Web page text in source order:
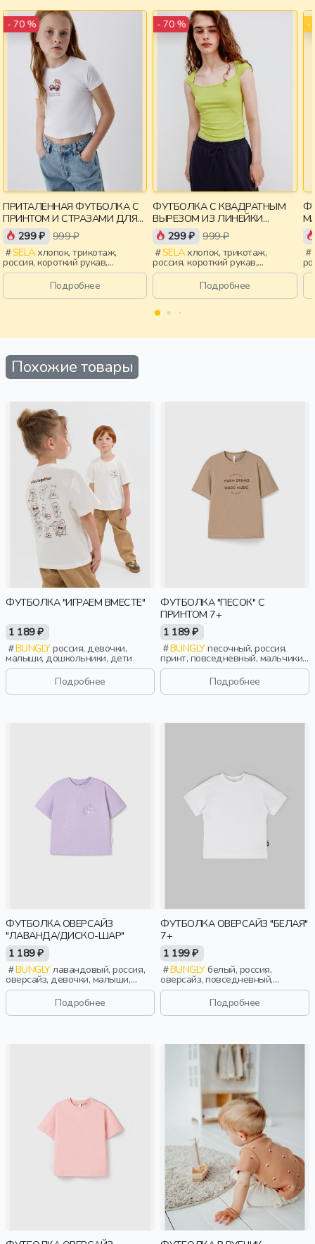
- 70 %
ПРИТАЛЕННАЯ ФУТБОЛКА С
ПРИНТОМ И СТРАЗАМИ ДЛЯ
ДЕВОЧЕК
299 ₽ 999 ₽
SELAхлопок, трикотаж,
россия, короткий рукав,
короткие, приталенные, принт,
вырез, круглый вырез,
эластичные, девочки, дети
Подробнее
- 70 %
ФУТБОЛКА С КВАДРАТНЫМ
ВЫРЕЗОМ ИЗ ЛИНЕЙКИ
YOUNG
299 ₽ 999 ₽
SELAхлопок, трикотаж,
россия, короткий рукав,
короткие, прилегающие,
крылышки, вырез, девочки,
старшеклассники, дети
Подробнее
-
Похожие товары
ФУТБОЛКА "ИГРАЕМ ВМЕСТЕ"
1 189 ₽
BUNGLYроссия, девочки,
малыши, дошкольники, дети
Подробнее
ФУТБОЛКА "ПЕСОК" С
ПРИНТОМ 7+
1 189 ₽
BUNGLYпесочный, россия,
принт, повседневный, мальчики,
школьники, подростки, дети
Подробнее
ФУТБОЛКА ОВЕРСАЙЗ
"ЛАВАНДА/ДИСКО-ШАР"
1 189 ₽
BUNGLYлавандовый, россия,
оверсайз, девочки, малыши,
дошкольники, дети
Подробнее
ФУТБОЛКА ОВЕРСАЙЗ "БЕЛАЯ"
7+
1 199 ₽
BUNGLYбелый, россия,
оверсайз, повседневный,
девочки, школьники, подростки,
Подробнее